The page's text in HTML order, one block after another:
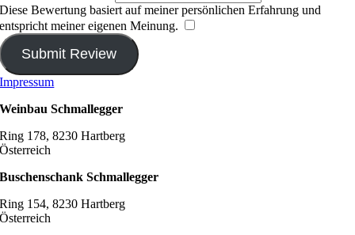
Diese Bewertung basiert auf meiner persönlichen Erfahrung und
entspricht meiner eigenen Meinung.
Submit Review
Impressum
Weinbau Schmallegger
Ring 178, 8230 Hartberg
Österreich
Buschenschank Schmallegger
Ring 154, 8230 Hartberg
Österreich